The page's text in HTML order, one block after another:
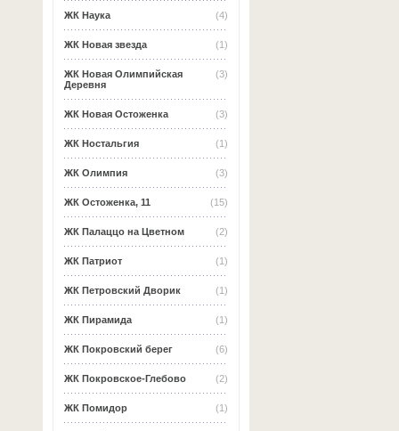
(4)
ЖК Наука
(1)
ЖК Новая звезда
(3)
ЖК Новая Олимпийская
Деревня
(3)
ЖК Новая Остоженка
(1)
ЖК Ностальгия
(3)
ЖК Олимпия
(15)
ЖК Остоженка, 11
(2)
ЖК Палаццо на Цветном
(1)
ЖК Патриот
(1)
ЖК Петровский Дворик
(1)
ЖК Пирамида
(6)
ЖК Покровский берег
(2)
ЖК Покровское-Глебово
(1)
ЖК Помидор